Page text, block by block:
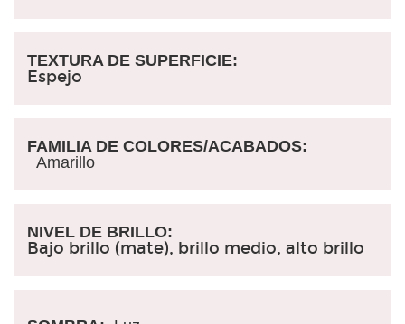
TEXTURA DE SUPERFICIE:
Espejo
FAMILIA DE COLORES/ACABADOS:
Amarillo
NIVEL DE BRILLO:
Bajo brillo (mate), brillo medio, alto brillo